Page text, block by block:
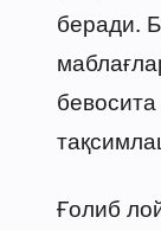
беради.
Ғолиб